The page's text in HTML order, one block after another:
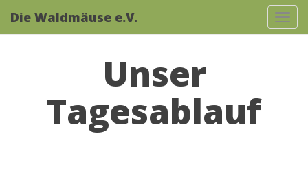
Die Waldmäuse e.V.
Unser
Tagesablauf